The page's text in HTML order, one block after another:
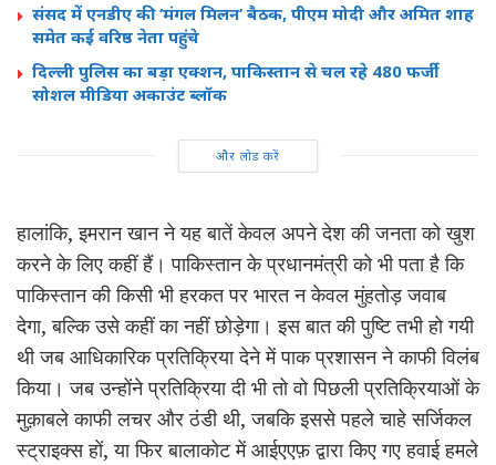
संसद में एनडीए की ‘मंगल मिलन’ बैठक, पीएम मोदी और अमित शाह
समेत कई वरिष्ठ नेता पहुंचे
दिल्ली पुलिस का बड़ा एक्शन, पाकिस्तान से चल रहे 480 फर्जी
सोशल मीडिया अकाउंट ब्लॉक
और लोड करें
हालांकि, इमरान खान ने यह बातें केवल अपने देश की जनता को खुश
करने के लिए कहीं हैं। पाकिस्तान के प्रधानमंत्री को भी पता है कि
पाकिस्तान की किसी भी हरकत पर भारत न केवल मुंहतोड़ जवाब
देगा, बल्कि उसे कहीं का नहीं छोड़ेगा। इस बात की पुष्टि तभी हो गयी
थी जब आधिकारिक प्रतिक्रिया देने में पाक प्रशासन ने काफी विलंब
किया। जब उन्होंने प्रतिक्रिया दी भी तो वो पिछली प्रतिक्रियाओं के
मुक़ाबले काफी लचर और ठंडी थी, जबकि इससे पहले चाहे सर्जिकल
स्ट्राइक्स हों, या फिर बालाकोट में आईएएफ़ द्वारा किए गए हवाई हमले